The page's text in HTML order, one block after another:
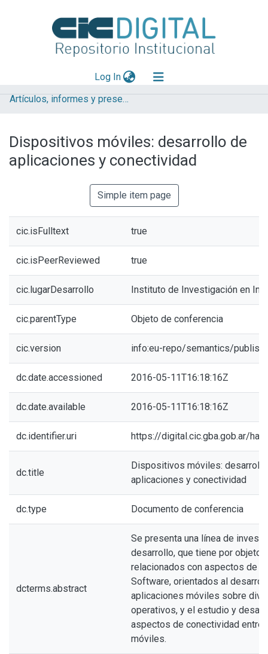
Log In(current)
Explorar
Aportar material
Statistics
Artículos, informes y presentaciones en Congresos
Dispositivos móviles: desarrollo de
aplicaciones y conectividad
Simple item page
cic.isFulltext true
cic.isPeerReviewed true
cic.lugarDesarrollo Instituto de Investigación en
cic.parentType Objeto de conferencia
cic.version info:eu-repo/semantics/
dc.date.accessioned 2016-05-11T16:18:16Z
dc.date.available 2016-05-11T16:18:16Z
dc.identifier.uri https://digital.cic.gba.gob.ar/
dc.title
Dispositivos móviles:
aplicaciones y conectividad
dc.type Documento de conferencia
dcterms.abstract
Se presenta una línea de
desarrollo, que tiene por objeto
relacionados con aspectos de
Software, orientados al
aplicaciones móviles sobre
operativos, y el estudio y
aspectos de conectividad
móviles.